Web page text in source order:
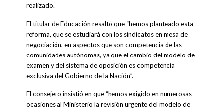
realizado.
El titular de Educación resaltó que “hemos planteado esta
reforma, que se estudiará con los sindicatos en mesa de
negociación, en aspectos que son competencia de las
comunidades autónomas, ya que el cambio del modelo de
examen y del sistema de oposición es competencia
exclusiva del Gobierno de la Nación”.
El consejero insistió en que “hemos exigido en numerosas
ocasiones al Ministerio la revisión urgente del modelo de